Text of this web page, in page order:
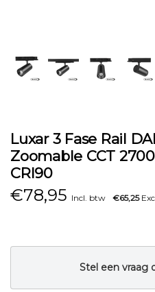
Luxar 3 Fase Rail
Zoomable CCT
CRI90
€78,95 Incl. btw €65,25
Stel een vraag